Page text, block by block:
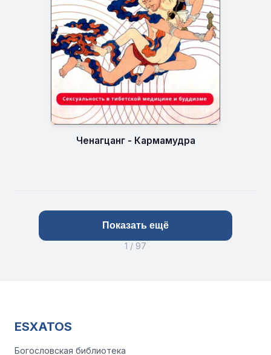
Ченагцанг - Кармамудра
Показать ещё
1 / 97
ESXATOS
Богословская библиотека